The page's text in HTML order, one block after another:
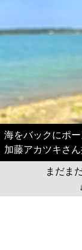
海をバックにポ
加藤アカツキさ
まだま